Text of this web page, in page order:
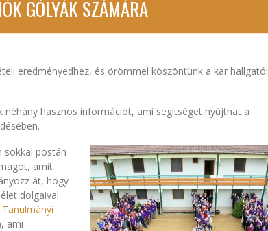
GÓLYÁK SZÁMÁRA
eredményedhez, és örömmel köszöntünk a kar hallgatói
néhány hasznos információt, ami segítséget nyújthat a
sokkal postán
amit
át, hogy
dolgaival
Tanulmányi
ami